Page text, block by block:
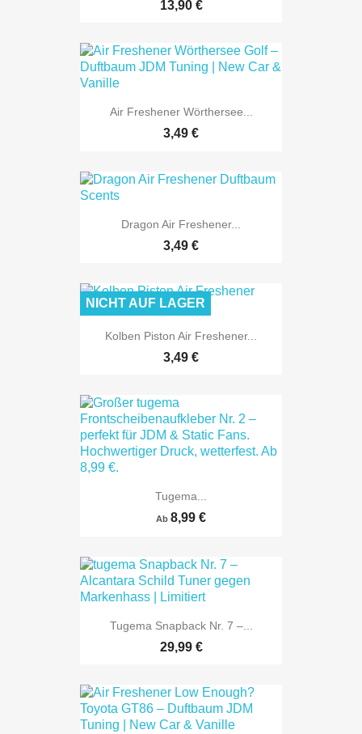
13,90 €
Air Freshener Wörthersee...
3,49 €
Dragon Air Freshener...
3,49 €
Kolben Piston Air Freshener...
3,49 €
NICHT AUF LAGER
Tugema...
Ab 8,99 €
Tugema Snapback Nr. 7 –...
29,99 €